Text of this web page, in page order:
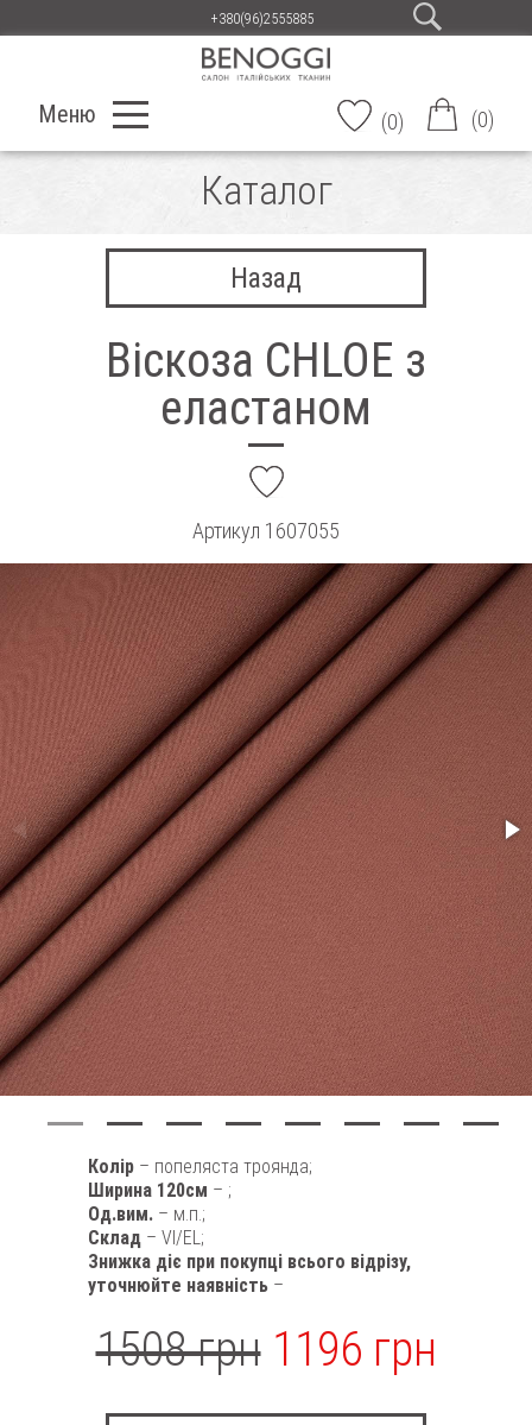
+380(96)2555885
Меню (0) (0)
Каталог
Назад
Віскоза CHLOE з
еластаном
Артикул 1607055
Колір – попеляста троянда;
Ширина 120см – ;
Од.вим. – м.п.;
Склад – VI/EL;
Знижка діє при покупці всього відрізу,
уточнюйте наявність –
1508 грн 1196 грн